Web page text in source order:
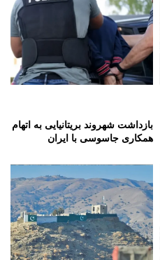
بازداشت شهروند بریتانیایی به اتهام
همکاری جاسوسی با ایران